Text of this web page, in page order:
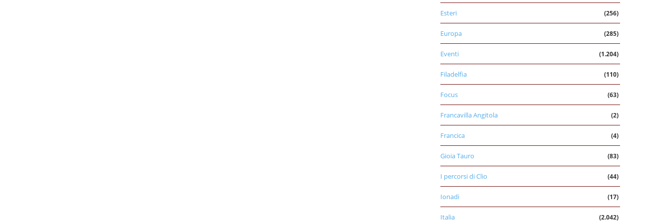
Esteri (256)
Europa (285)
Eventi (1.204)
Filadelfia (110)
Focus (63)
Francavilla Angitola (2)
Francica (4)
Gioia Tauro (83)
I percorsi di Clio (44)
Ionadi (17)
Italia (2.042)